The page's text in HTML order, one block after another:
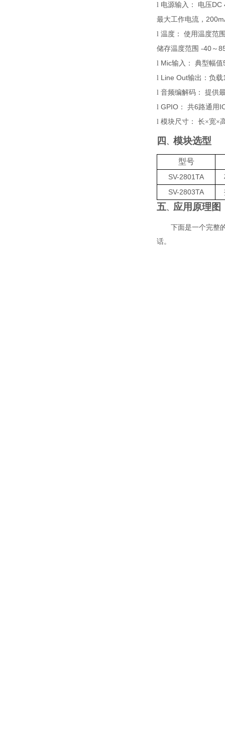
l 电源输入： 电压DC
最大工作电流， 20
l 温度：
使用温度范
储存温度范围 -40 ～
l Mic输入： 典型幅值
l Line Out输出： 负载
l 音频编解码 ：
提供
l GPIO ： 共6路通用
l 模块尺寸 ： 长×宽×
四 、 模块选型
型号
SV-2801TA
SV-2803TA
五、 应用原理图
下面是一个完整
话。